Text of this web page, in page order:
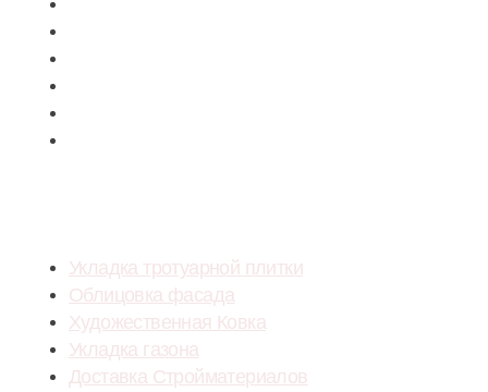
Укладка тротуарной плитки
Облицовка фасада
Художественная Ковка
Укладка газона
Доставка Стройматериалов